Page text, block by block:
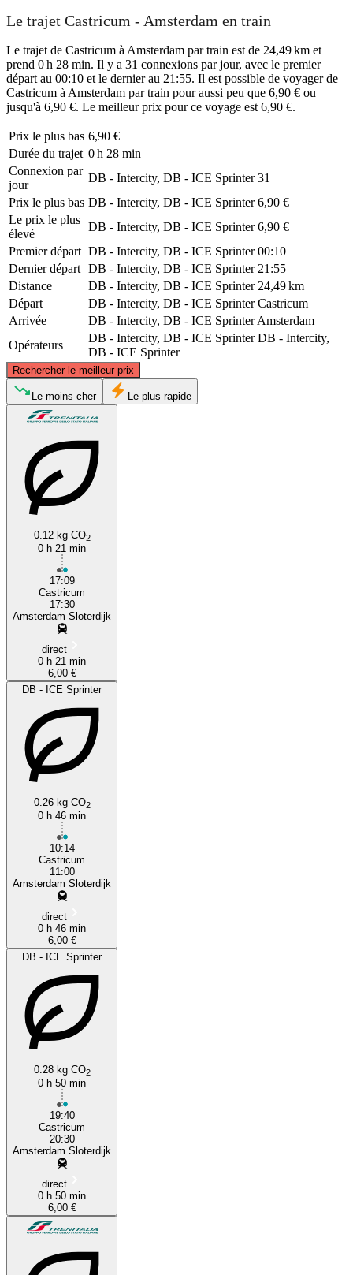
Le trajet Castricum - Amsterdam en train
Le trajet de Castricum à Amsterdam par train est de 24,49 km et
prend 0 h 28 min. Il y a 31 connexions par jour, avec le premier
départ au 00:10 et le dernier au 21:55. Il est possible de voyager de
Castricum à Amsterdam par train pour aussi peu que 6,90 € ou
jusqu'à 6,90 €. Le meilleur prix pour ce voyage est 6,90 €.
Prix ​​le plus bas 6,90 €
Durée du trajet 0 h 28 min
Connexion par
jour
DB - Intercity, DB - ICE Sprinter 31
Prix ​​le plus bas DB - Intercity, DB - ICE Sprinter 6,90 €
Le prix le plus
élevé
DB - Intercity, DB - ICE Sprinter 6,90 €
Premier départ DB - Intercity, DB - ICE Sprinter 00:10
Dernier départ DB - Intercity, DB - ICE Sprinter 21:55
Distance
DB - Intercity, DB - ICE Sprinter 24,49 km
Départ
DB - Intercity, DB - ICE Sprinter Castricum
Arrivée
DB - Intercity, DB - ICE Sprinter Amsterdam
Opérateurs
DB - Intercity, DB - ICE Sprinter DB - Intercity,
DB - ICE Sprinter
Rechercher le meilleur prix
Castricum
Le moins cher Le plus rapide
0.12 kg CO2
0 h 21 min
17:09
Castricum
17:30
Amsterdam Sloterdijk
direct
0 h 21 min
6,00 €
DB - ICE Sprinter
0.26 kg CO2
0 h 46 min
10:14
Castricum
11:00
Amsterdam Sloterdijk
direct
0 h 46 min
6,00 €
DB - ICE Sprinter
0.28 kg CO2
0 h 50 min
19:40
Castricum
20:30
Amsterdam Sloterdijk
direct
0 h 50 min
6,00 €